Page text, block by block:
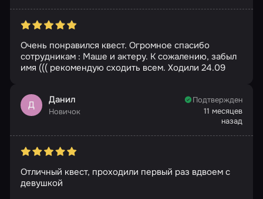
Очень понравился квест. Огромное спасибо
сотрудникам : Маше и актеру. К сожалению, забыл
имя ((( рекомендую сходить всем. Ходили 24.09
Д Данил
Новичок
Подтвержден
11 месяцев
назад
Отличный квест, проходили первый раз вдвоем с
девушкой